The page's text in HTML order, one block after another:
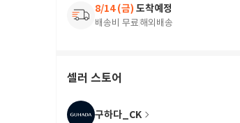
8/14 (금) 도착예정
배송비 무료해외배송
셀러 스토어
구하다_CK